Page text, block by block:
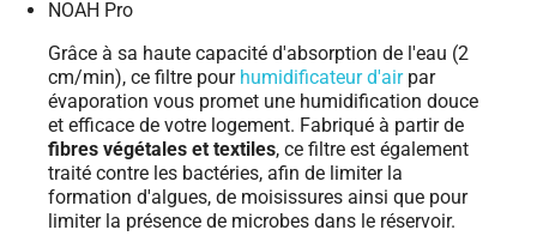
NOAH Pro
Grâce à sa haute capacité d'absorption de l'eau (2
cm/min), ce filtre pour humidificateur d'airpar
évaporation vous promet une humidification douce
et efficace de votre logement. Fabriqué à partir de
fibres végétales et textiles, ce filtre est également
traité contre les bactéries, afin de limiter la
formation d'algues, de moisissures ainsi que pour
limiter la présence de microbes dans le réservoir.